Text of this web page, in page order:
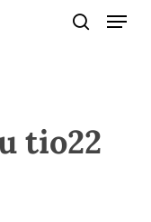
Menu
tio22